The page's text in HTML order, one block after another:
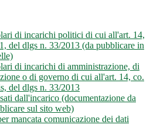
di incarichi politici di cui all'art. 14,
del dlgs n. 33/2013 (da pubblicare in
di incarichi di amministrazione, di
o di governo di cui all'art. 14, co.
del dlgs n. 33/2013
dall'incarico (documentazione da
sul sito web)
mancata comunicazione dei dati